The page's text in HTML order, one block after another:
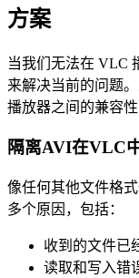
方案
当我们无法在 VLC
来解决当前的问题
播放器之间的兼容性
隔离AVI在VLC
像任何其他文件格
多个原因，包括：
收到的文件已
读取和写入错